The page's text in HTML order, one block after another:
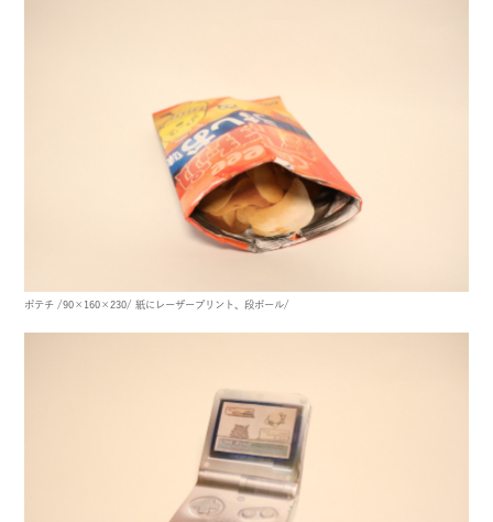
ポテチ /90×160×230/紙にレーザープリント、段ボール/